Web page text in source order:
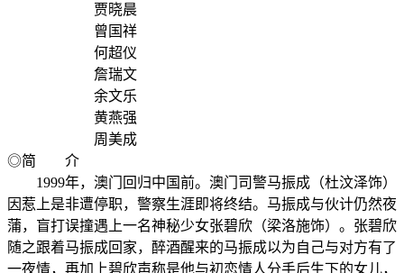
贾晓晨
曾国祥
何超仪
詹瑞文
余文乐
黄燕强
周美成
◎简 介
1999年，澳门回归中国前。澳门司警马振成（杜汶泽饰）
因惹上是非遭停职，警察生涯即将终结。马振成与伙计仍然夜
蒲，盲打误撞遇上一名神秘少女张碧欣（梁洛施饰）。张碧欣
随之跟着马振成回家，醉酒醒来的马振成以为自己与对方有了
一夜情，再加上碧欣声称是他与初恋情人分手后生下的女儿，